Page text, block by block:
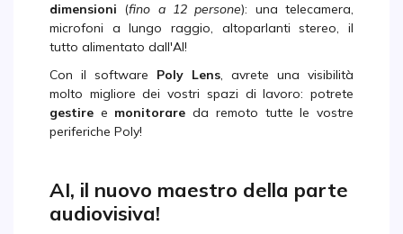
dimensioni (fino a 12 persone): una telecamera,
microfoni a lungo raggio, altoparlanti stereo, il
tutto alimentato dall'AI!
Con il software Poly Lens, avrete una visibilità
molto migliore dei vostri spazi di lavoro: potrete
gestire e monitorare da remoto tutte le vostre
periferiche Poly!
AI, il nuovo maestro della parte
audiovisiva!